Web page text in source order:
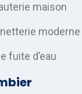
maison
moderne
fuite d’eau